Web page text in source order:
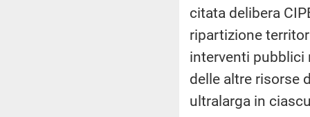
citata delibera
ripartizione
interventi pubblici
delle altre risorse
ultralarga in